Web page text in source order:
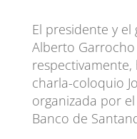
El presidente y el
Alberto Garrocho
charla-coloquio
organizada por
Banco de